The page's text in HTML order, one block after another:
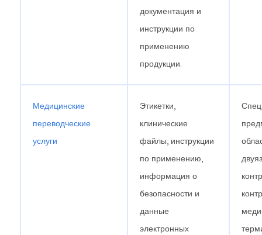
документация и
инструкции по
применению
продукции.
Медицинские
переводческие
услуги
Этикетки,
клинические
файлы, инструкции
по применению,
информация о
безопасности и
данные
электронных